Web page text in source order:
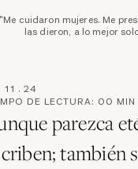
"Me cuidaron mujeres. Me
las dieron, a lo mejor
11 . 24
DE LECTURA: 00 MIN
parezca
también